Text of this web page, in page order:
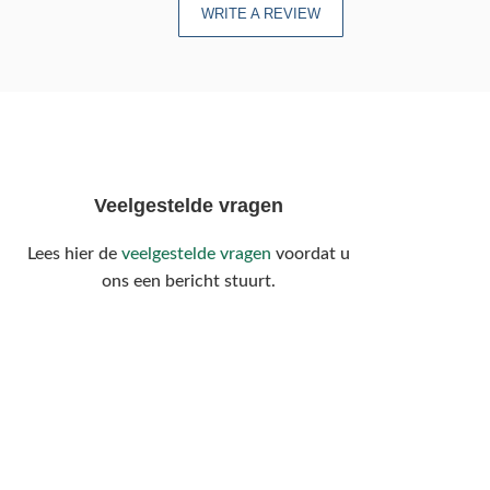
WRITE A REVIEW
Veelgestelde vragen
Lees hier de veelgestelde vragen voordat u
ons een bericht stuurt.